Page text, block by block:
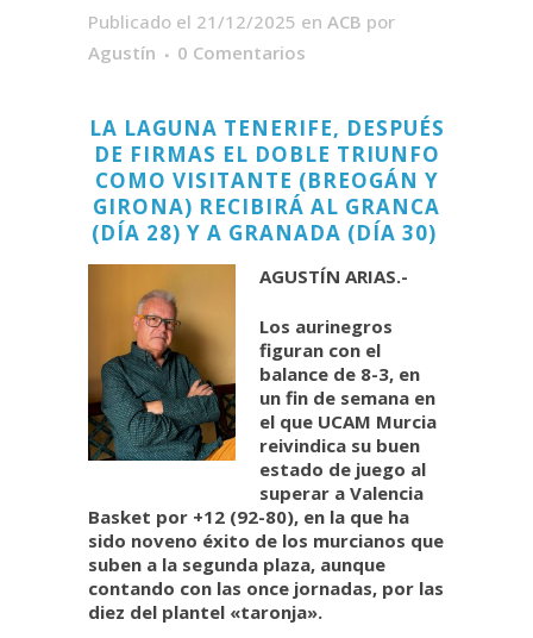
Publicado el 21/12/2025 en ACB por
Agustín
0 Comentarios
LA LAGUNA TENERIFE, DESPUÉS
DE FIRMAS EL DOBLE TRIUNFO
COMO VISITANTE (BREOGÁN Y
GIRONA) RECIBIRÁ AL GRANCA
(DÍA 28) Y A GRANADA (DÍA 30)
AGUSTÍN ARIAS.-
Los aurinegros
figuran con el
balance de 8-3, en
un fin de semana en
el que UCAM Murcia
reivindica su buen
estado de juego al
superar a Valencia
Basket por +12 (92-80), en la que ha
sido noveno éxito de los murcianos que
suben a la segunda plaza, aunque
contando con las once jornadas, por las
diez del plantel «taronja».